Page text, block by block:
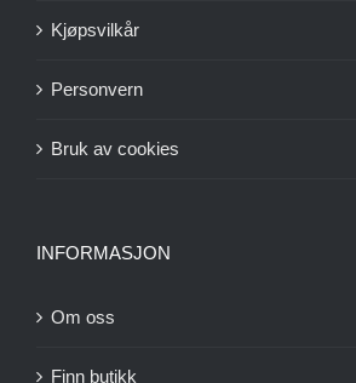
Kjøpsvilkår
Personvern
Bruk av cookies
INFORMASJON
Om oss
Finn butikk